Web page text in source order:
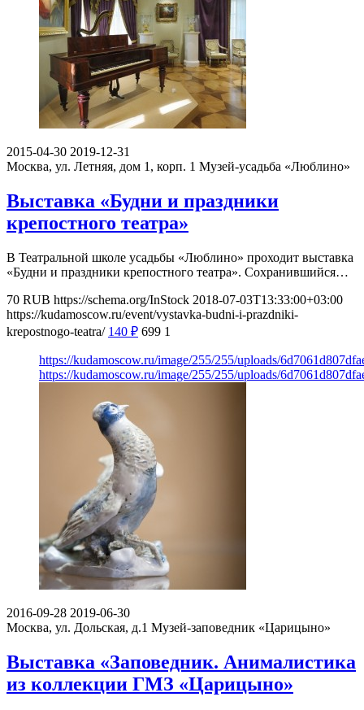
2015-04-30 2019-12-31
Москва, ул. Летняя, дом 1, корп. 1 Музей-усадьба «Люблино»
Выставка «Будни и праздники
крепостного театра»
В Театральной школе усадьбы «Люблино» проходит выставка
«Будни и праздники крепостного театра». Сохранившийся…
70 RUB https://schema.org/InStock 2018-07-03T13:33:00+03:00
https://kudamoscow.ru/event/vystavka-budni-i-prazdniki-
krepostnogo-teatra/ 140 ₽ 699 1
https://kudamoscow.ru/image/255/255/uploads/
https://kudamoscow.ru/image/255/255/uploads/
2016-09-28 2019-06-30
Москва, ул. Дольская, д.1 Музей-заповедник «Царицыно»
Выставка «Заповедник. Анималистика
из коллекции ГМЗ «Царицыно»